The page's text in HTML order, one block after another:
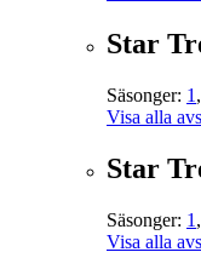
Star
Säsonger: 1 ,
Visa alla
Star
Säsonger: 1 ,
Visa alla